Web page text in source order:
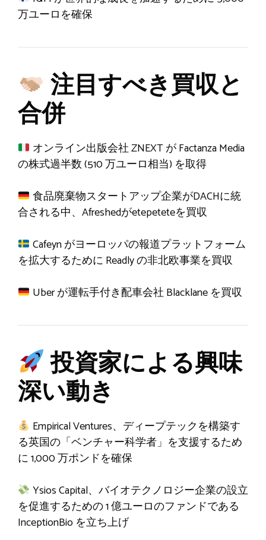
万ユーロを確保
注目すべき買収と
合併
オンライン出版会社 ZNEXT が Factanza Media
の株式過半数 (510 万ユーロ相当) を取得
食品廃棄物スタートアップ企業がDACHに統
合される中、Afreshedがetepeteteを買収
Cafeyn がヨーロッパの報道プラットフォーム
を拡大するために Readly の非北欧事業を買収
Uber が運転手付き配車会社 Blacklane を買収
投資家による興味
深い動き
Empirical Ventures、ディープテックを構築す
る英国の「ベンチャー科学者」を支援するため
に 1,000 万ポンドを確保
Ysios Capital、バイオテクノロジー企業の設立
を促進するための 1 億ユーロのファンドである
InceptionBio を立ち上げ